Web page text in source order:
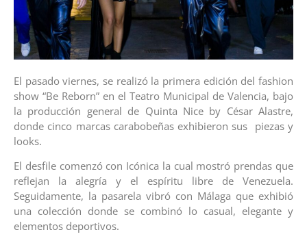
El pasado viernes, se realizó la primera edición del fashion
show “Be Reborn” en el Teatro Municipal de Valencia, bajo
la producción general de Quinta Nice by César Alastre,
donde cinco marcas carabobeñas exhibieron sus piezas y
looks.
El desfile comenzó con Icónica la cual mostró prendas que
reflejan la alegría y el espíritu libre de Venezuela.
Seguidamente, la pasarela vibró con Málaga que exhibió
una colección donde se combinó lo casual, elegante y
elementos deportivos.